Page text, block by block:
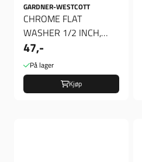
GARDNER-WESTCOTT
CHROME FLAT
WASHER 1/2 INCH,
Skive
47,-
På lager
Kjøp